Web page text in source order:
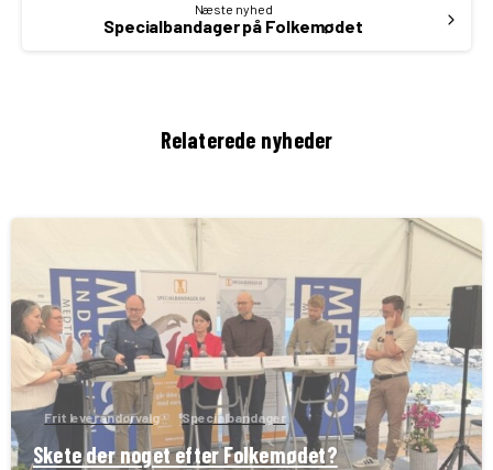
Næste nyhed
Specialbandager på Folkemødet
Relaterede nyheder
Frit leverandørvalg Specialbandager
Skete der noget efter Folkemødet?